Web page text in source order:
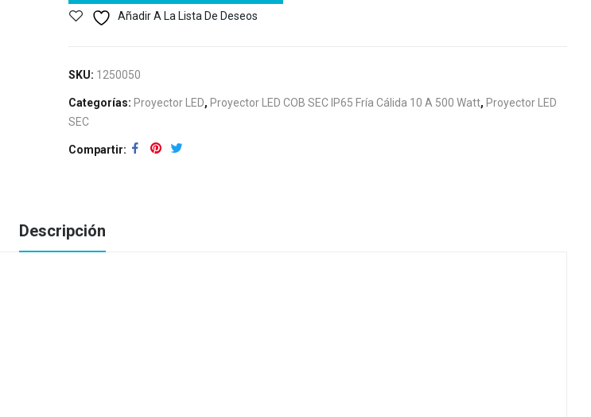
Añadir A La Lista De Deseos
SKU: 1250050
Categorías: Proyector LED, Proyector LED COB SEC IP65 Fría Cálida 10 A 500 Watt, Proyector LED
SEC
Compartir
Descripción